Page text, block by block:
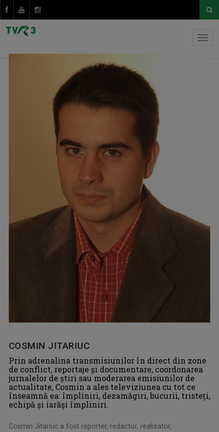
COSMIN JITARIUC
Prin adrenalina transmisiunilor în direct din zone
de conflict, reportaje și documentare, coordonarea
jurnalelor de știri sau moderarea emisiunilor de
actualitate, Cosmin a ales televiziunea cu tot ce
înseamnă ea: împliniri, dezamăgiri, bucurii, tristeți,
echipă și iarăși împliniri.
Cosmin Jitariuc a fost reporter, redactor, realizator,